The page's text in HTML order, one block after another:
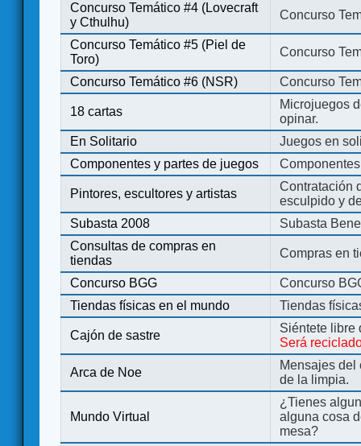
Concurso Temático #4 (Lovecraft
y Cthulhu)
Concurso
Concurso Temático #5 (Piel de
Toro)
Concurso
Concurso Temático #6 (NSR) Concurso
18 cartas
Microjuegos
opinar.
En Solitario
Juegos en
Componentes y partes de juegos
Pintores, escultores y artistas
Contratación
esculpido y
Subasta 2008
Subasta
Consultas de compras en
tiendas
Compras en
Concurso BGG
Concurso
Tiendas físicas en el mundo
Tiendas
Cajón de sastre
Siéntete libre
Será
Arca de Noe
Mensajes del
de la limpia.
Mundo Virtual
¿Tienes
alguna cosa
mesa?